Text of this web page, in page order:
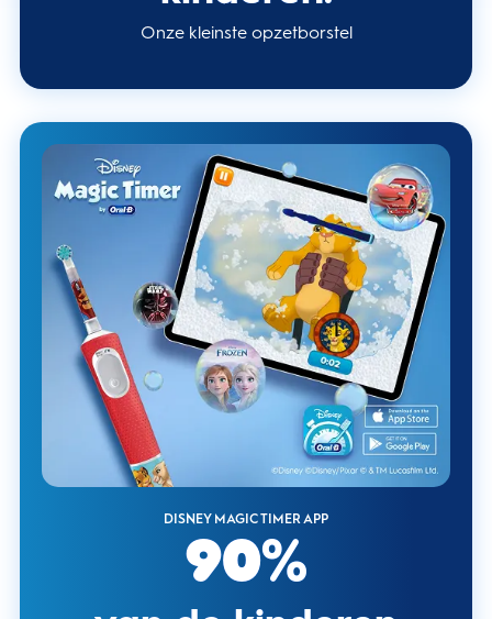
Onze kleinste opzetborstel
DISNEY MAGIC TIMER APP
90%